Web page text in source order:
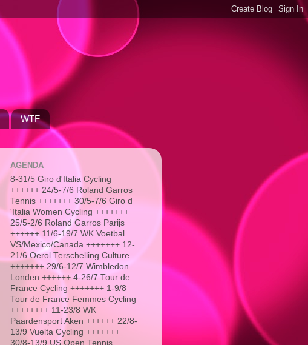
WTF
AGENDA
8-31/5 Giro d'Italia Cycling
++++++ 24/5-7/6 Roland Garros
Tennis +++++++ 30/5-7/6 Giro d
'Italia Women Cycling +++++++
25/5-2/6 Roland Garros Parijs
++++++ 11/6-19/7 WK Voetbal
VS/Mexico/Canada +++++++ 12-
21/6 Oerol Terschelling Culture
+++++++ 29/6-12/7 Wimbledon
Londen ++++++ 4-26/7 Tour de
France Cycling +++++++ 1-9/8
Tour de France Femmes Cycling
++++++++ 11-23/8 WK
Paardensport Aken ++++++ 22/8-
13/9 Vuelta Cycling +++++++
30/8-13/9 US Open Tennis